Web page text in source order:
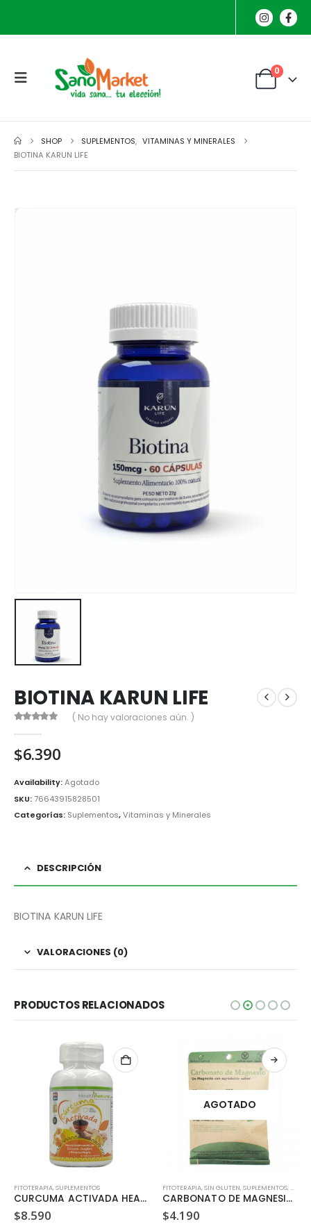
0
SHOP SUPLEMENTOS, VITAMINAS Y MINERALES
BIOTINA KARUN LIFE
BIOTINA KARUN LIFE
( No hay valoraciones aún. )
$6.390
Availability:Agotado
SKU:76643915828501
Categorías: Suplementos,Vitaminas y Minerales
DESCRIPCIÓN
BIOTINA KARUN LIFE
VALORACIONES (0)
PRODUCTOS RELACIONADOS
,VEGANO
FITOTERAPIA,SUPLEMENTOS
CURCUMA ACTIVADA HEALTH NATURAL 500MG 60 CAPSULAS
$8.590
AGOTADO
FITOTERAPIA,SIN GLUTEN,SUPLEMENTOS,
CARBONATO DE MAGNESIO DULZURA NATURAL 94.5 GR
$4.190